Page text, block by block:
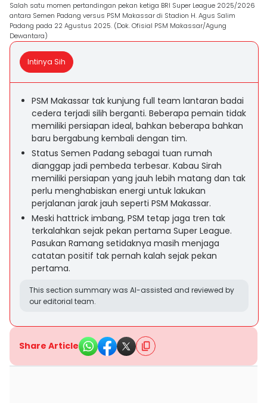
Salah satu momen pertandingan pekan ketiga BRI Super League 2025/2026
antara Semen Padang versus PSM Makassar di Stadion H. Agus Salim
Padang pada 22 Agustus 2025. (Dok. Ofisial PSM Makassar/Agung
Dewantara)
Intinya Sih
PSM Makassar tak kunjung full team lantaran badai
cedera terjadi silih berganti. Beberapa pemain tidak
memiliki persiapan ideal, bahkan beberapa bahkan
baru bergabung kembali dengan tim.
Status Semen Padang sebagai tuan rumah
dianggap jadi pembeda terbesar. Kabau Sirah
memiliki persiapan yang jauh lebih matang dan tak
perlu menghabiskan energi untuk lakukan
perjalanan jarak jauh seperti PSM Makassar.
Meski hattrick imbang, PSM tetap jaga tren tak
terkalahkan sejak pekan pertama Super League.
Pasukan Ramang setidaknya masih menjaga
catatan positif tak pernah kalah sejak pekan
pertama.
This section summary was AI-assisted and reviewed by
our editorial team.
Share Article